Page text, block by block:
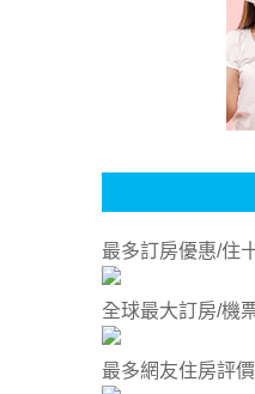
最多訂房優惠/住
全球最大訂房/機
最多網友住房評